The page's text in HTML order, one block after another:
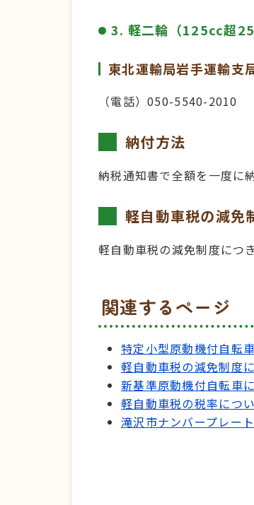
3. 軽二輪（125cc超
東北運輸局岩手運輸支
（電話）050-5540-2010
納付方法
納税通知書で全額を一度に
軽自動車税の減免
軽自動車税の減免制度につ
関連するページ
特定小型原動機付自転
軽自動車税の減免制度
新基準原動機付自転車
軽自動車税の税率につ
滝沢市ナンバープレー